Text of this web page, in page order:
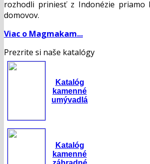
rozhodli priniesť z Indonézie priamo
domovov.
Viac o Magmakam...
Prezrite si naše katalógy
Katalóg
kamenné
umývadlá
Katalóg
kamenné